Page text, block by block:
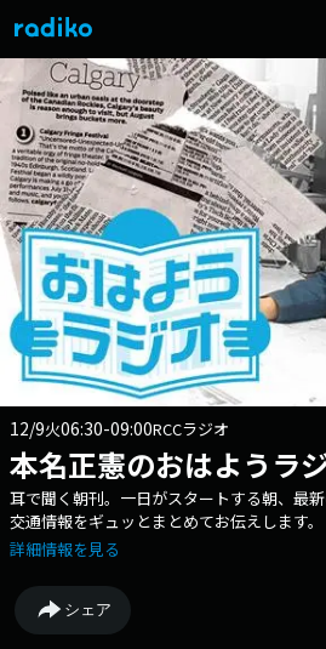
12/9火06:30-09:00RCCラジオ
本名正憲のおはようラ
耳で聞く朝刊。一日がスタートする朝、最
交通情報をギュッとまとめてお伝えします
radio@rcc.net X：@rcc_ohayo ホームペ
い読み 6:54 ジャパネットたかた朝のラジ
エクスプレス 7:05 おはようオピニオン
数字クイズ出題 7:30 武田鉄矢 今朝の三
詳細情報を見る
シェア